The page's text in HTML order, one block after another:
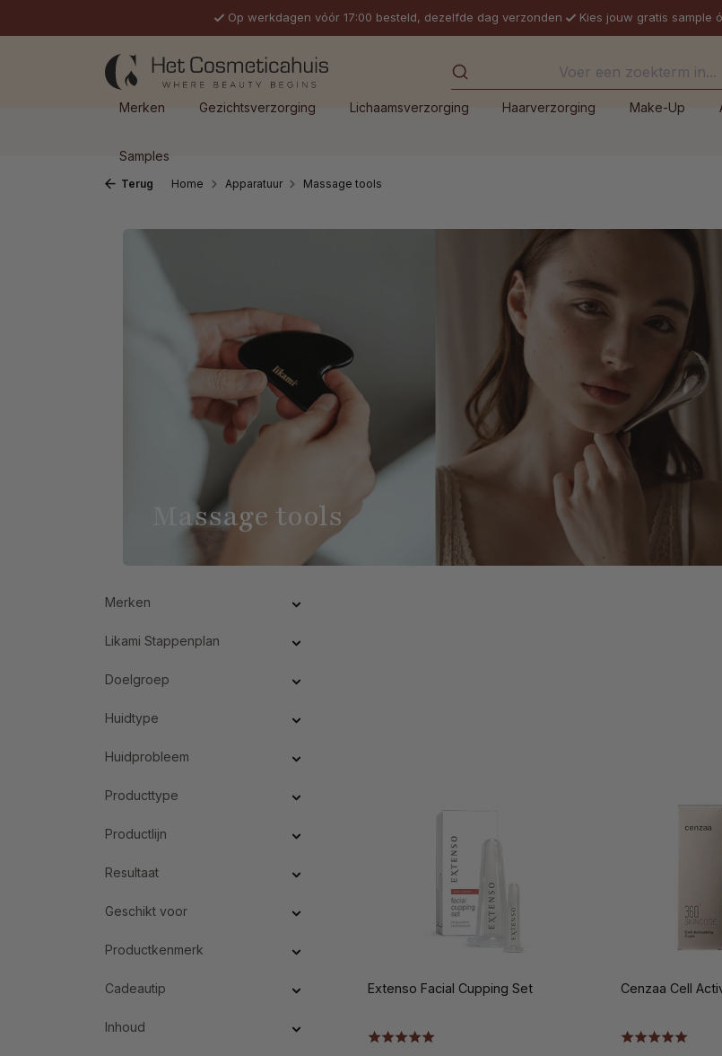
Op werkdagen vóór 17:00 besteld, dezelfde dag verzonden Kies jouw gratis sample
Merken Gezichtsverzorging Lichaamsverzorging Haarverzorging Make-Up
Samples
Terug Home Apparatuur Massage tools
Massage tools
Merken
Likami Stappenplan
Doelgroep
Huidtype
Huidprobleem
Producttype
Productlijn
Resultaat
Geschikt voor
Productkenmerk
Cadeautip
Inhoud
Extenso Facial Cupping Set Cenzaa Cell